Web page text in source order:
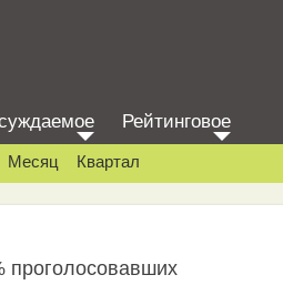
Рейтинговое
Месяц Квартал
проголосовавших